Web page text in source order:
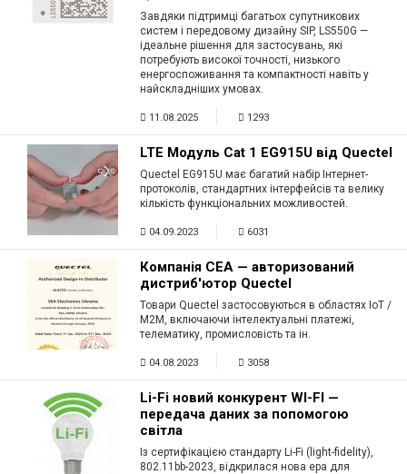
Доставка
Підтримка
Блог
Завдяки підтримці багатьох супутникових
систем і передовому дизайну SIP, LS550G —
ідеальне рішення для застосувань, які
потребують високої точності, низького
енергоспоживання та компактності навіть у
найскладніших умовах.
11.08.2025 1293
LTE Модуль Cat 1 EG915U від Quectel
Quectel EG915U має багатий набір Інтернет-
протоколів, стандартних інтерфейсів та велику
кількість функціональних можливостей.
04.09.2023 6031
Компанія СЕА — авторизований
дистриб'ютор Quectel
Товари Quectel застосовуються в областях IoT /
M2M, включаючи інтелектуальні платежі,
телематику, промисловість та ін.
04.08.2023 3058
Li-Fi новий конкурент WI-FI —
передача даних за попомогою
світла
Із сертифікацією стандарту Li-Fi (light-fidelity),
802.11bb-2023, відкрилася нова ера для